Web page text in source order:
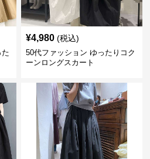
¥4,980 (税込)
50代ファッション ゆったりコク
ーンロングスカート